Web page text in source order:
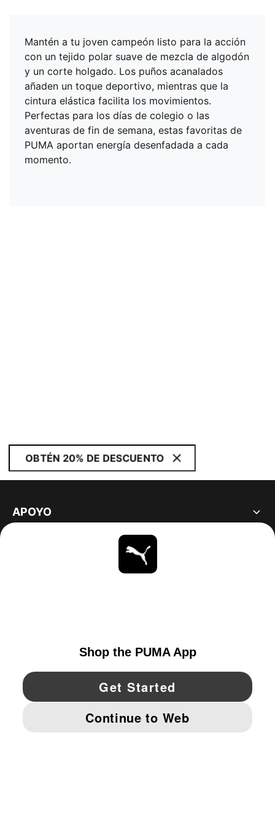
Mantén a tu joven campeón listo para la acción
con un tejido polar suave de mezcla de algodón
y un corte holgado. Los puños acanalados
añaden un toque deportivo, mientras que la
cintura elástica facilita los movimientos.
Perfectas para los días de colegio o las
aventuras de fin de semana, estas favoritas de
PUMA aportan energía desenfadada a cada
momento.
OBTÉN 20% DE DESCUENTO
APOYO
YouTube Twitter Pinterest
IMPRINT AND LEGAL DATA